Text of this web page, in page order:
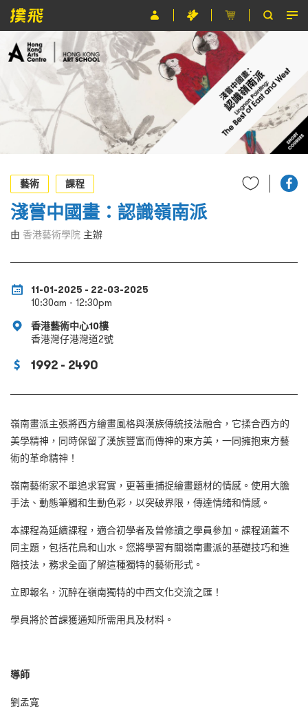
節目
主辦單位
關於撲飛
條款及細則
EN
藝術
課程
淺嘗中國畫：認識嶺南派
由 香港藝術學院 主辦
11-01-2025 - 22-03-2025
10:30am - 12:30pm
香港藝術中心10樓
香港灣仔港灣道2號
1992 - 2490
嶺南畫派主張將西方繪畫風格與漢族傳統技法融合，它揉合西方的
美學精神，同時保留了漢族豐富而傳神的東方美，一同擁抱東方藝
術的革命精神！
嶺南藝術家不單追求寫實，更著重捕捉繪畫題材的情感。使用大膽
手法、動態筆觸和生動色彩，以突破界限，傳達情緒和情感。
本課程為延續課程，適合初學者及曾修讀之學員參加。課程涵蓋不
同主題，包括花鳥和山水。您將學習有關嶺南畫派的基礎技巧和進
階技法，務求全面了解這種獨特的藝術形式。
立即報名，沉醉在嶺南獨特的中西文化交流之匯！
學員將於首課獲通知所需用具及材料。
導師
劉孟寬